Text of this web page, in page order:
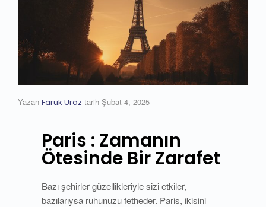
Yazan Faruk Uraz tarih Şubat 4, 2025
Paris : Zamanın
Ötesinde Bir Zarafet
Bazı şehirler güzellikleriyle sizi etkiler,
bazılarıysa ruhunuzu fetheder. Paris, ikisini